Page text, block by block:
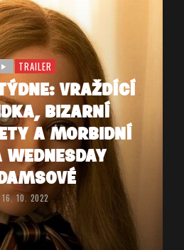
TRAILER
VRAŽDÍCÍ
BIZARNÍ
A MORBIDNÍ
WEDNESDAY
16. 10. 2022